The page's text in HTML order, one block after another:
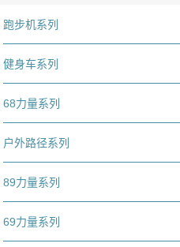
跑步机系列
健身车系列
68力量系列
户外路径系列
89力量系列
69力量系列